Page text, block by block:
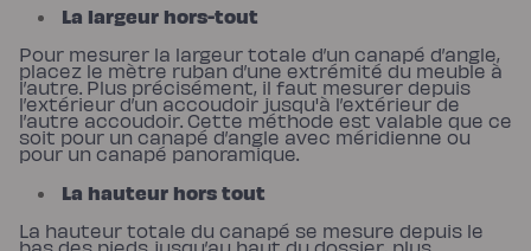
lavé
Protections
Protège
matelas
imperméable
Protège
matelas
molleton
Protège
oreiller
Canapé
d'angle
Canapé-
La largeur hors-tout
Pour mesurer la largeur totale d’un canapé d’angle,
placez le mètre ruban d’une extrémité du meuble à
l’autre. Plus précisément, il faut mesurer depuis
l’extérieur d’un accoudoir jusqu'à l’extérieur de
l’autre accoudoir. Cette méthode est valable que ce
soit pour un canapé d’angle avec méridienne ou
pour un canapé panoramique.
La hauteur hors tout
La hauteur totale du canapé se mesure depuis le